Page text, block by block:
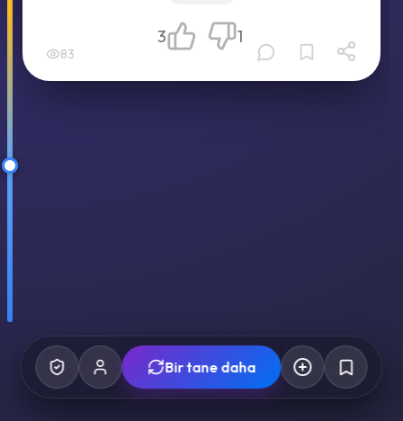
83
3 1
Bir tane daha